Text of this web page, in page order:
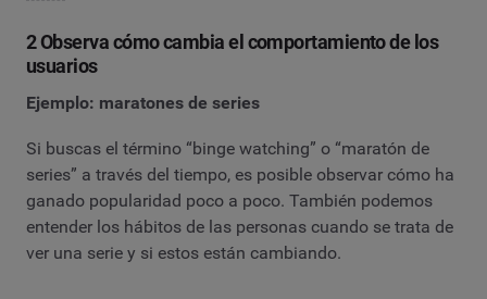
2 Observa cómo cambia el comportamiento de los
usuarios
Ejemplo: maratones de series
Si buscas el término “binge watching” o “maratón de
series” a través del tiempo, es posible observar cómo ha
ganado popularidad poco a poco. También podemos
entender los hábitos de las personas cuando se trata de
ver una serie y si estos están cambiando.